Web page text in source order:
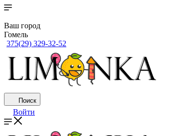
Ваш город
Гомель
375(29) 329-32-52
Поиск
Войти